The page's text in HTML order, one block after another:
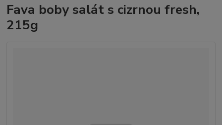
Fava boby salát s cizrnou fresh,
215g